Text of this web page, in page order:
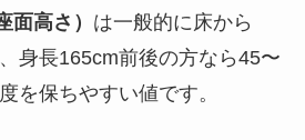
高さ） は一般的に床から
身長165cm前後の方なら45〜
を保ちやすい値です。